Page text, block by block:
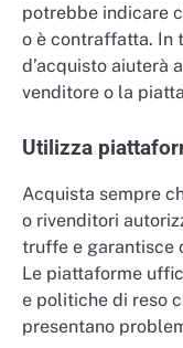
potrebbe indicare
o è contraffatta. In
d’acquisto aiuterà
venditore o la
Utilizza
Acquista sempre
o rivenditori
truffe e garantisce
Le piattaforme
e politiche di reso
presentano